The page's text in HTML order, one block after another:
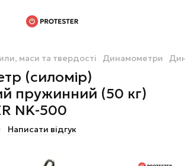
маси та твердості Динамометри
(силомір)
пружинний (50 кг)
NK-500
Написати відгук